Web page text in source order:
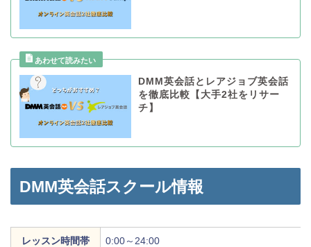
DMM英会話とレアジョブ英会話
を徹底比較【大手2社をリサー
チ】
DMM英会話スクール情報
レッスン時間帯 0:00～24:00